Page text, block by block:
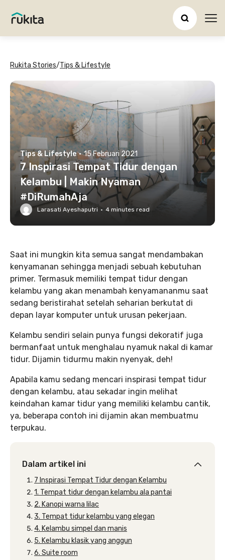
Rukita Stories/Tips & Lifestyle
Tips & Lifestyle · 15 Februari 2021
7 Inspirasi Tempat Tidur dengan
Kelambu | Makin Nyaman
#DiRumahAja
Larasati Ayeshaputri · 4 minutes read
Saat ini mungkin kita semua sangat mendambakan
kenyamanan sehingga menjadi sebuah kebutuhan
primer. Termasuk memiliki tempat tidur dengan
kelambu yang akan menambah kenyamananmu saat
sedang beristirahat setelah seharian berkutat di
depan layar komputer untuk urusan pekerjaan.
Kelambu sendiri selain punya fungsi dekoratif juga
bermanfaat untuk menghalau nyamuk nakal di kamar
tidur. Dijamin tidurmu makin nyenyak, deh!
Apabila kamu sedang mencari inspirasi tempat tidur
dengan kelambu, atau sekadar ingin melihat
keindahan kamar tidur yang memiliki kelambu cantik,
ya, beberapa contoh ini dijamin akan membuatmu
terpukau.
Dalam artikel ini
7 Inspirasi Tempat Tidur dengan Kelambu
1. Tempat tidur dengan kelambu ala pantai
2. Kanopi warna lilac
3. Tempat tidur kelambu yang elegan
4. Kelambu simpel dan manis
5. Kelambu klasik yang anggun
6. Suite room